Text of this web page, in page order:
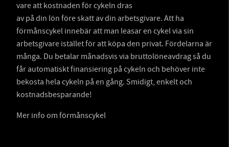
vare att kostnaden för cykeln dras
av på din lön före skatt av din arbetsgivare. Att ha
förmånscykel innebär att man leasar en cykel via sin
arbetsgivare istället för att köpa den privat. Fördelarna är
många. Du betalar månadsvis via bruttolöneavdrag så du
får automatiskt finansiering på cykeln och behöver inte
bekosta hela cykeln på en gång. Smidigt, enkelt och
kostnadsbesparande!
Mer info om förmånscykel